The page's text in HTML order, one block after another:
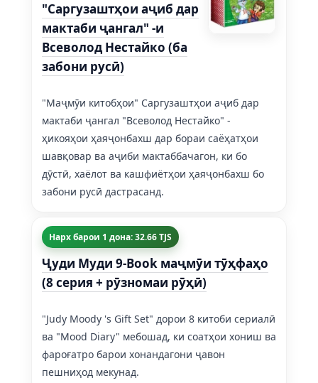
"Саргузаштҳои аҷиб дар
мактаби ҷангал" -и
Всеволод Нестайко (ба
забони русӣ)
"Маҷмӯи китобҳои" Саргузаштҳои аҷиб дар
мактаби ҷангал "Всеволод Нестайко" -
ҳикояҳои ҳаяҷонбахш дар бораи саёҳатҳои
шавқовар ва аҷиби мактаббачагон, ки бо
дӯстӣ, хаёлот ва кашфиётҳои ҳаяҷонбахш бо
забони русӣ дастрасанд.
Нарх барои 1 дона: 32.66 TJS
Ҷуди Муди 9-Book маҷмӯи тӯҳфаҳо
(8 серия + рӯзномаи рӯҳӣ)
"Judy Moody 's Gift Set" дорои 8 китоби сериалӣ
ва "Mood Diary" мебошад, ки соатҳои хониш ва
фароғатро барои хонандагони ҷавон
пешниҳод мекунад.